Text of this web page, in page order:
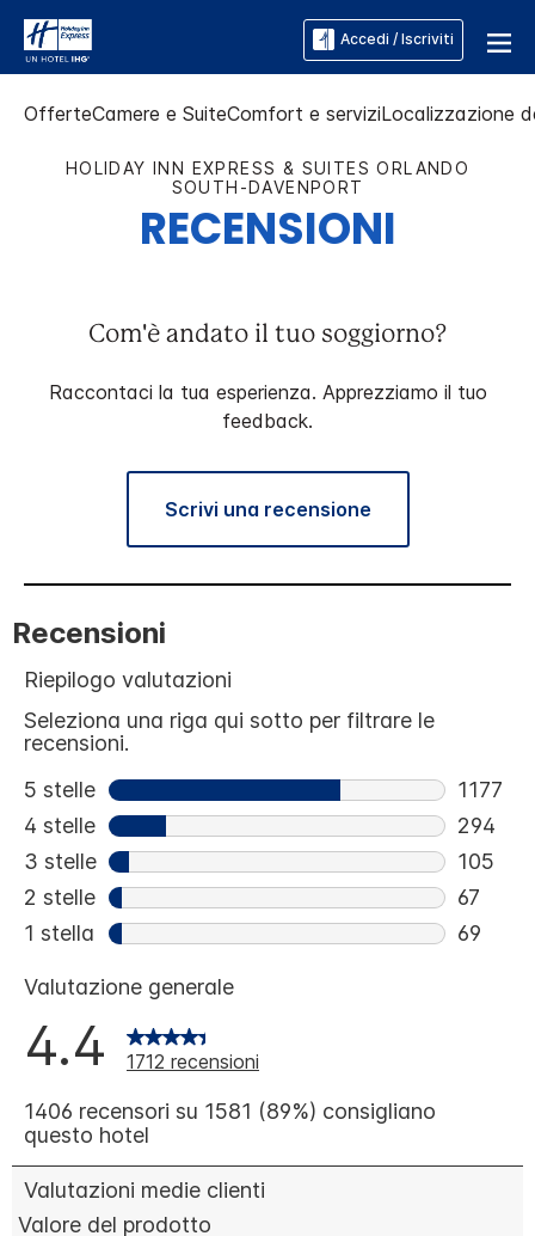
Accedi / Iscriviti
OfferteCamere e SuiteComfort e serviziLocalizzazione
HOLIDAY INN EXPRESS & SUITES ORLANDO
SOUTH-DAVENPORT
RECENSIONI
Com'è andato il tuo soggiorno?
Raccontaci la tua esperienza. Apprezziamo il tuo
feedback.
Scrivi una recensione